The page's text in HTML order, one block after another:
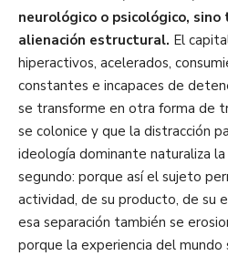
neurológico o psicológico,
alienación estructural. El
hiperactivos, acelerados,
constantes e incapaces de
se transforme en otra forma de
se colonice y que la distracción
ideología dominante naturaliza
segundo: porque así el sujeto
actividad, de su producto, de su
esa separación también se
porque la experiencia del mundo